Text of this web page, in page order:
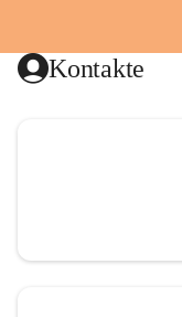
Kontakte